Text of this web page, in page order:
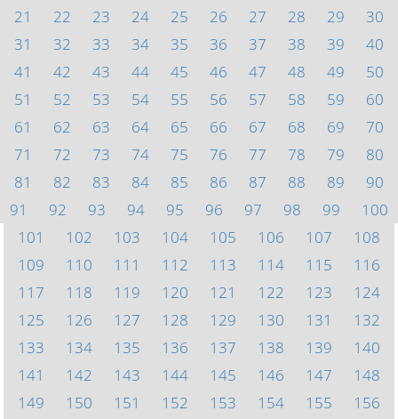
21
22 23 24 25 26 27 28 29
30
31
32 33 34 35 36 37 38 39
40
41
42 43 44 45 46 47 48 49
50
51
52 53 54 55 56 57 58 59
60
61
62 63 64 65 66 67 68 69
70
71
72 73 74 75 76 77 78 79
80
81
82 83 84 85 86 87 88 89
90
91
92 93 94 95 96 97 98 99
100
101
102 103 104 105 106 107
108
109
110 111 112 113 114 115
116
117
118 119 120 121 122 123
124
125
126 127 128 129 130 131
132
133
134 135 136 137 138 139
140
141
142 143 144 145 146 147
148
149
150 151 152 153 154 155
156